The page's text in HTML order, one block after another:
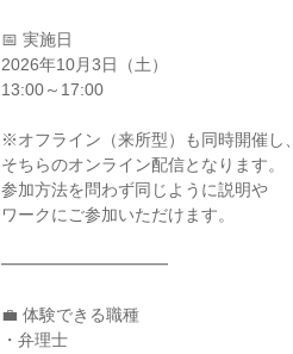
📅 実施日
2026年10月3日（土）
13:00～17:00
※オフライン（来所型）も同時開催し、
そちらのオンライン配信となります。
参加方法を問わず同じように説明や
ワークにご参加いただけます。
━━━━━━━━━━
💼 体験できる職種
・弁理士